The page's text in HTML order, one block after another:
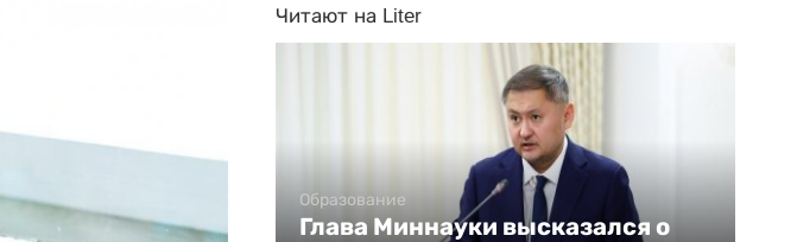
Читают на Liter
Образование
Глава Миннауки высказался о